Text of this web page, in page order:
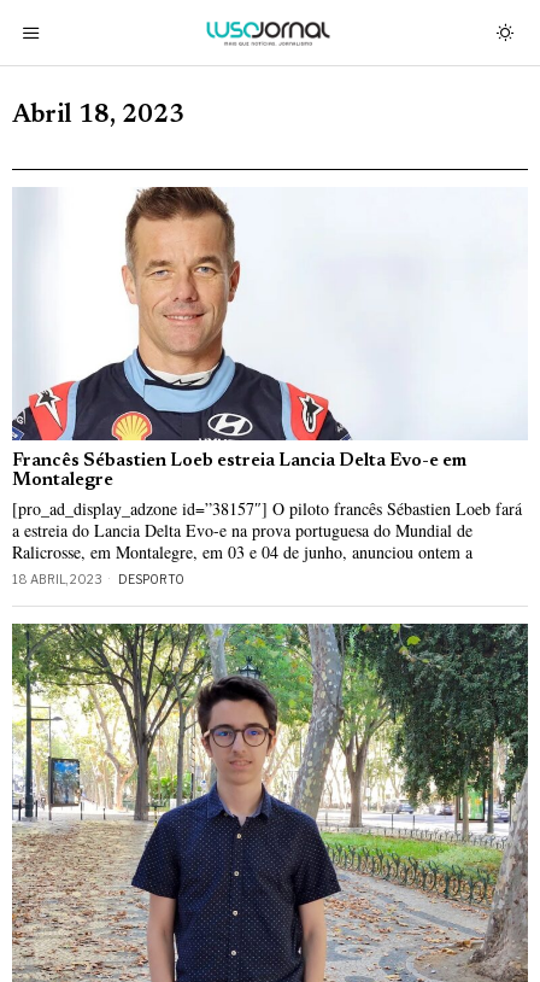
Abril 18, 2023
Francês Sébastien Loeb estreia Lancia Delta Evo-e em
Montalegre
[pro_ad_display_adzone id=”38157″] O piloto francês Sébastien Loeb fará
a estreia do Lancia Delta Evo-e na prova portuguesa do Mundial de
Ralicrosse, em Montalegre, em 03 e 04 de junho, anunciou ontem a
18 ABRIL, 2023 DESPORTO